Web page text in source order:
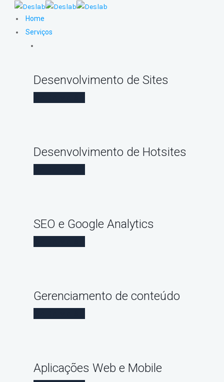
Home
Serviços
Desenvolvimento de Sites
Desenvolvimento de Hotsites
SEO e Google Analytics
Gerenciamento de conteúdo
Aplicações Web e Mobile